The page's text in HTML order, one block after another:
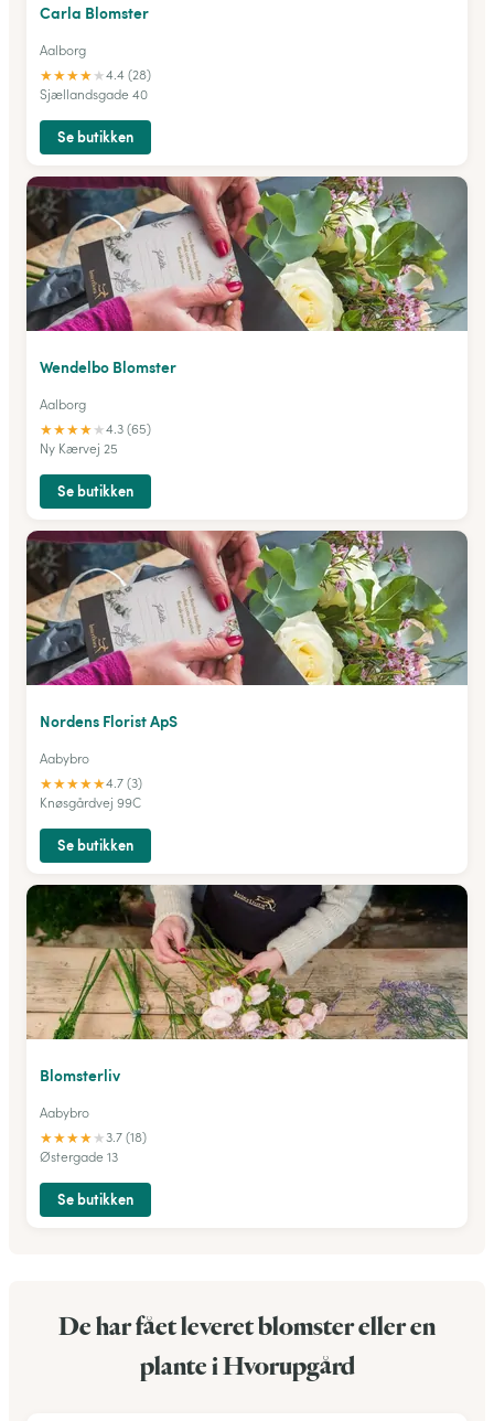
Carla Blomster
Aalborg
★★★★★4.4 (28)
Sjællandsgade 40
Se butikken
Wendelbo Blomster
Aalborg
★★★★★4.3 (65)
Ny Kærvej 25
Se butikken
Nordens Florist ApS
Aabybro
★★★★★4.7 (3)
Knøsgårdvej 99C
Se butikken
Blomsterliv
Aabybro
★★★★★3.7 (18)
Østergade 13
Se butikken
De har fået leveret blomster eller en
plante i Hvorupgård